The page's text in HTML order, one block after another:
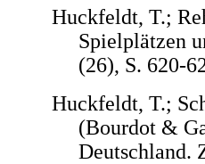
Huckfeldt, T.;
Spielplätzen
(26), S. 620-
Huckfeldt, T.;
(Bourdot &
Deutschland.